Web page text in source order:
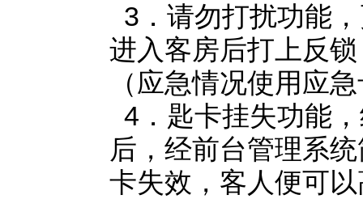
3．请勿打扰功能
进入客房后打上反
（应急情况使用应
4．匙卡挂失功能
后，经前台管理系
卡失效，客人便可